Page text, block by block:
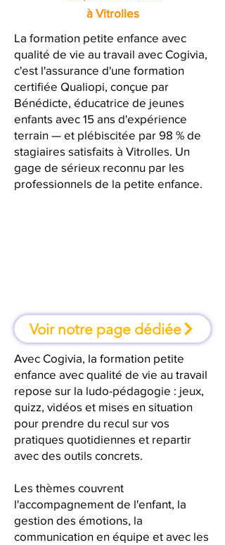
à Vitrolles
La formation petite enfance avec
qualité de vie au travail avec Cogivia,
c'est l'assurance d'une formation
certifiée Qualiopi, conçue par
Bénédicte, éducatrice de jeunes
enfants avec 15 ans d'expérience
terrain — et plébiscitée par 98 % de
stagiaires satisfaits à Vitrolles. Un
gage de sérieux reconnu par les
professionnels de la petite enfance.
Voir notre page dédiée
Avec Cogivia, la formation petite
enfance avec qualité de vie au travail
repose sur la ludo-pédagogie : jeux,
quizz, vidéos et mises en situation
pour prendre du recul sur vos
pratiques quotidiennes et repartir
avec des outils concrets.
Les thèmes couvrent
l'accompagnement de l'enfant, la
gestion des émotions, la
communication en équipe et avec les